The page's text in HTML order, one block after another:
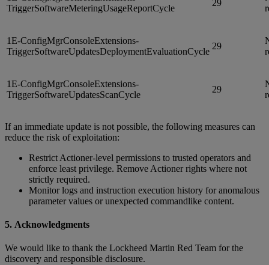
TriggerSoftwareMeteringUsageReportCycle
29
1E-ConfigMgrConsoleExtensions-
TriggerSoftwareUpdatesDeploymentEvaluationCycle
29
1E-ConfigMgrConsoleExtensions-
TriggerSoftwareUpdatesScanCycle
29
If an immediate update is not possible, the following measures can
reduce the risk of exploitation:
Restrict Actioner-level permissions to trusted operators and
enforce least privilege. Remove Actioner rights where not
strictly required.
Monitor logs and instruction execution history for anomalous
parameter values or unexpected commandlike content.
5. Acknowledgments
We would like to thank the Lockheed Martin Red Team for the
discovery and responsible disclosure.